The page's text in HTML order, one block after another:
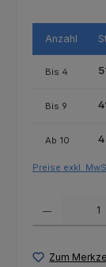
Anzahl
Bis 4
Bis 9
Ab 10
Preise exkl.
Zum